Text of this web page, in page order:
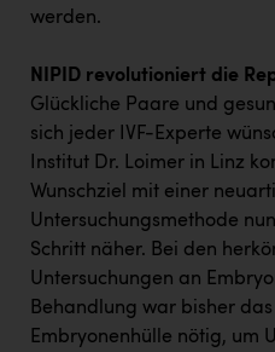
PEZ
PÜSPÖK
REMAX
RE/MAX Welcome
Resch&Frisch
RUBBLE MASTER
Ruderclub Wels
SCRI - Salzburg Cancer
werden.
NIPID revolutioniert die
Glückliche Paare und
sich jeder IVF-Experte
Institut Dr. Loimer in Linz
Wunschziel mit einer
Untersuchungsmethode
Schritt näher. Bei den
Untersuchungen an
Behandlung war bisher
Embryonenhülle nötig, um